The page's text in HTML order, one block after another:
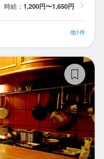
時給： 1,200円〜1,650円
他1件